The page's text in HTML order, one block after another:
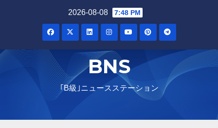
2026-08-08 7:48 PM
BNS
｢B級｣ニュースステーション